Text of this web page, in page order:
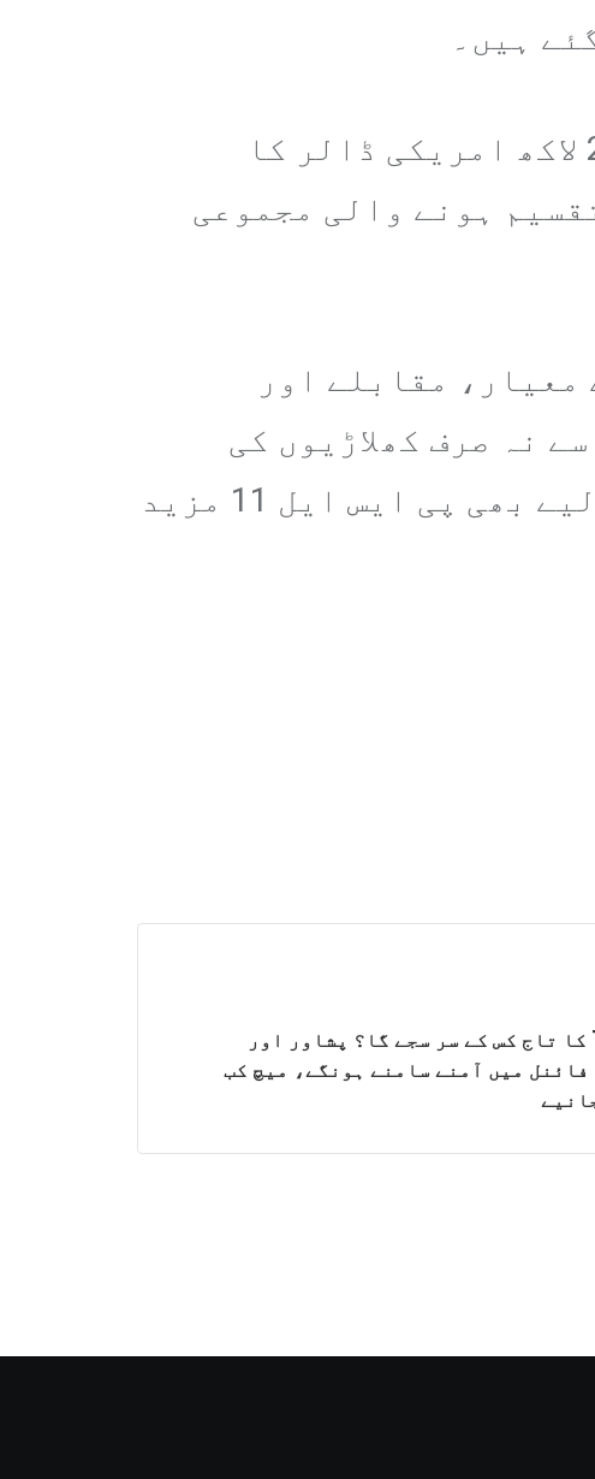
اس کے علاوہ بہترین پلیئر ڈیولپمنٹ فرنچائز کو بھی 2 لاکھ امریکی ڈالر کا
ہونے والی مجموعی
مقابلے اور
نہ صرف کھلاڑیوں کی
کارکردگی میں نکھار آنے کی توقع ہے بلکہ شائقین کے لیے بھی پی ایس ایل 11 مزید
پی ایس ایل 11 کا تاج کس کے سر سجے گا؟ پشاور اور
فائنل میں آمنے سامنے ہونگے، میچ کب